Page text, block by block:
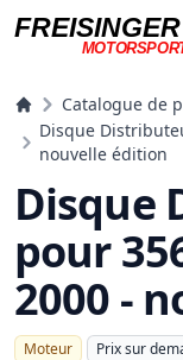
FREISINGER
Catalogue de
Disque
nouvelle édition
Disque
pour
2000 -
Moteur Prix ​​sur